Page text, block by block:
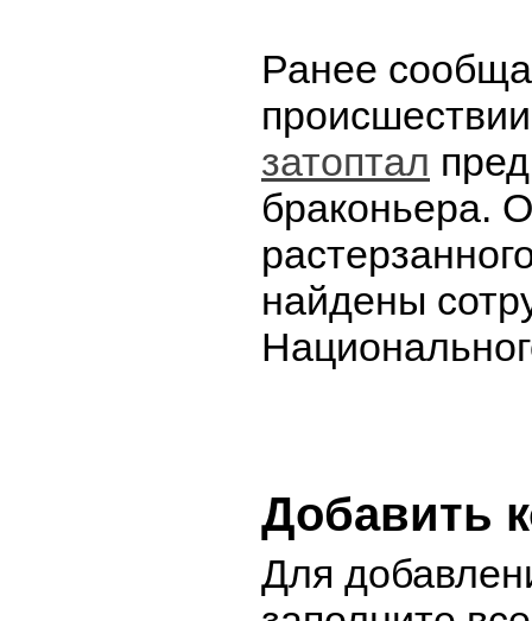
Ранее
затоптал
браконьера.
найдены
Добавить
Для